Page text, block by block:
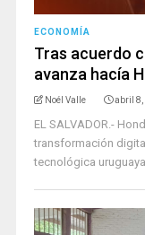
ECONOMÍA
Tras acuerdo
avanza hacía
Noél Valle abril 8,
EL SALVADOR.-
transformación
tecnológica